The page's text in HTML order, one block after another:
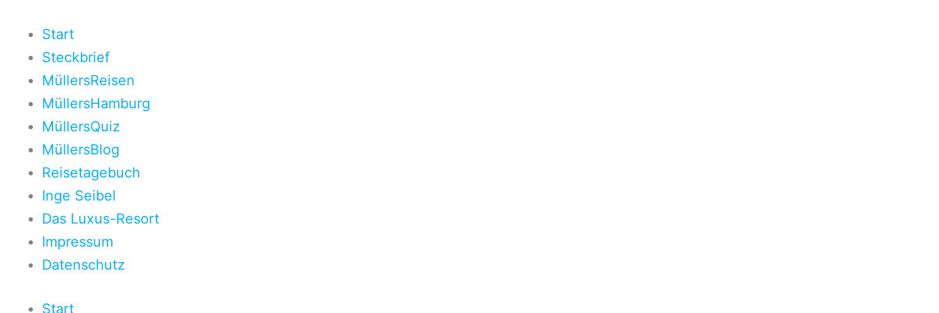
Inhalt
springen
Start
Steckbrief
MüllersReisen
MüllersHamburg
MüllersQuiz
MüllersBlog
Reisetagebuch
Inge Seibel
Das Luxus-Resort
Impressum
Datenschutz
Start